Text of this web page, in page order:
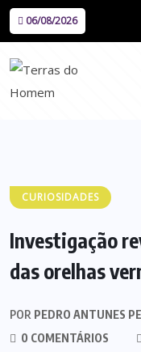
06/08/2026
CURIOSIDADES
Investigação
das orelhas
POR PEDRO ANTUNES
0 COMENTÁRIOS